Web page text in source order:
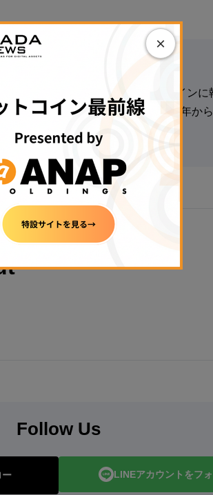
。2016年から金融情報サイトをメインに
NADA NEWSの記事制作には2020年か
中。
Follow Us
ー LINEアカウントをフ
×